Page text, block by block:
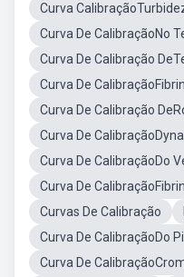
Curva
Curva De CalibraçãoNo
Curva De Calibração
Curva De
Curva De Calibração
Curva De
Curva De CalibraçãoDo
Curva De
Curvas De Calibração
Curva De CalibraçãoDo
Curva De